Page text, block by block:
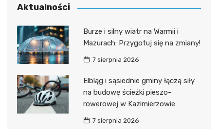
Aktualności
Burze i silny wiatr na Warmii i
Mazurach: Przygotuj się na zmiany!
7 sierpnia 2026
Elbląg i sąsiednie gminy łączą siły
na budowę ścieżki pieszo-
rowerowej w Kazimierzowie
7 sierpnia 2026